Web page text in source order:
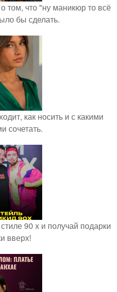
том, что "ну маникюр то всё
бы сделать.
как носить и с какими
сочетать.
90 х и получай подарки
вверх!